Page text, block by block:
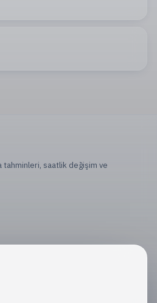
tahminleri, saatlik değişim ve